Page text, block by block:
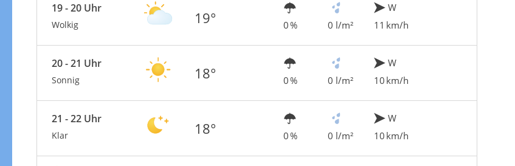
19 - 20 Uhr
Wolkig 19° 0 % 0 l/m²
W
11 km/h
20 - 21 Uhr
Sonnig 18° 0 % 0 l/m²
W
10 km/h
21 - 22 Uhr
Klar 18° 0 % 0 l/m²
W
10 km/h